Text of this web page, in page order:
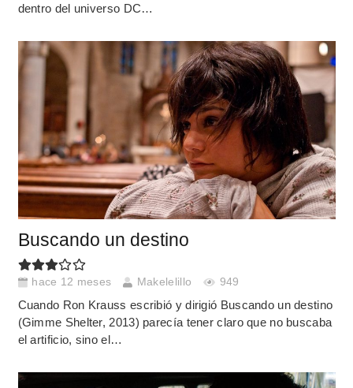
dentro del universo DC…
Buscando un destino
hace 12 meses Makelelillo 949
Cuando Ron Krauss escribió y dirigió Buscando un destino
(Gimme Shelter, 2013) parecía tener claro que no buscaba
el artificio, sino el…